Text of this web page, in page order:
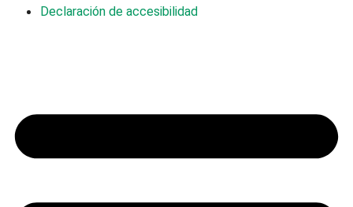
Declaración de accesibilidad